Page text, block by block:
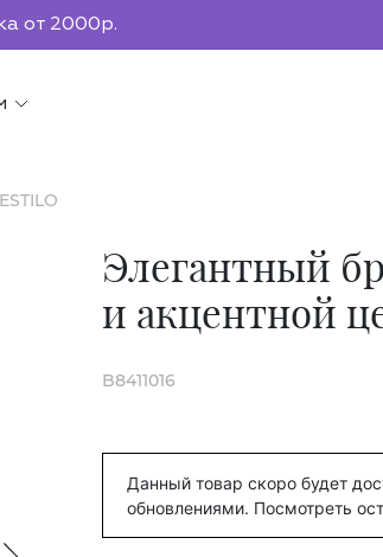
от 2000р.
Элегантный
и акцентной
B8411016
Данный товар скоро будет
обновлениями. Посмотреть